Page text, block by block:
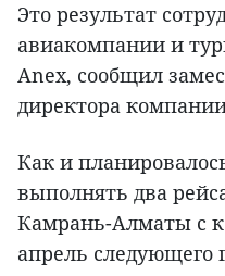
Это результат
авиакомпании и
Anex, сообщил
директора
Как и
выполнять два
Камрань-Алматы с
апрель следующего